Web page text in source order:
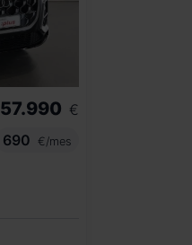
57.990 €
690
€/mes